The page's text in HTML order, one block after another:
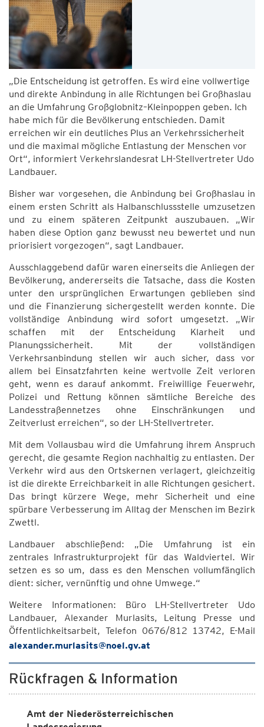
„Die Entscheidung ist getroffen. Es wird eine vollwertige
und direkte Anbindung in alle Richtungen bei Großhaslau
an die Umfahrung Großglobnitz–Kleinpoppen geben. Ich
habe mich für die Bevölkerung entschieden. Damit
erreichen wir ein deutliches Plus an Verkehrssicherheit
und die maximal mögliche Entlastung der Menschen vor
Ort“, informiert Verkehrslandesrat LH-Stellvertreter Udo
Landbauer.
Bisher war vorgesehen, die Anbindung bei Großhaslau in
einem ersten Schritt als Halbanschlussstelle umzusetzen
und zu einem späteren Zeitpunkt auszubauen. „Wir
haben diese Option ganz bewusst neu bewertet und nun
priorisiert vorgezogen“, sagt Landbauer.
Ausschlaggebend dafür waren einerseits die Anliegen der
Bevölkerung, andererseits die Tatsache, dass die Kosten
unter den ursprünglichen Erwartungen geblieben sind
und die Finanzierung sichergestellt werden konnte. Die
vollständige Anbindung wird sofort umgesetzt. „Wir
schaffen mit der Entscheidung Klarheit und
Planungssicherheit. Mit der vollständigen
Verkehrsanbindung stellen wir auch sicher, dass vor
allem bei Einsatzfahrten keine wertvolle Zeit verloren
geht, wenn es darauf ankommt. Freiwillige Feuerwehr,
Polizei und Rettung können sämtliche Bereiche des
Landesstraßennetzes ohne Einschränkungen und
Zeitverlust erreichen“, so der LH-Stellvertreter.
Mit dem Vollausbau wird die Umfahrung ihrem Anspruch
gerecht, die gesamte Region nachhaltig zu entlasten. Der
Verkehr wird aus den Ortskernen verlagert, gleichzeitig
ist die direkte Erreichbarkeit in alle Richtungen gesichert.
Das bringt kürzere Wege, mehr Sicherheit und eine
spürbare Verbesserung im Alltag der Menschen im Bezirk
Zwettl.
Landbauer abschließend: „Die Umfahrung ist ein
zentrales Infrastrukturprojekt für das Waldviertel. Wir
setzen es so um, dass es den Menschen vollumfänglich
dient: sicher, vernünftig und ohne Umwege.“
Weitere Informationen: Büro LH-Stellvertreter Udo
Landbauer, Alexander Murlasits, Leitung Presse und
Öffentlichkeitsarbeit, Telefon 0676/812 13742, E-Mail
alexander.murlasits@noel.gv.at
Rückfragen & Information
Amt der Niederösterreichischen